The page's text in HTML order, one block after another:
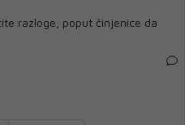
razloge, poput činjenice da